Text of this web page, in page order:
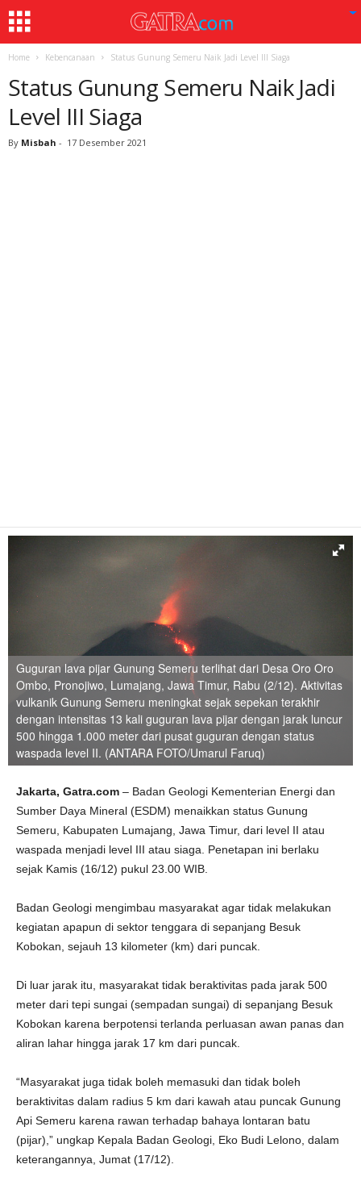
Home Kebencanaan Status Gunung Semeru Naik Jadi Level III Siaga
Status Gunung Semeru Naik Jadi
Level III Siaga
By Misbah - 17 Desember 2021
Guguran lava pijar Gunung Semeru terlihat dari Desa Oro Oro
Ombo, Pronojiwo, Lumajang, Jawa Timur, Rabu (2/12). Aktivitas
vulkanik Gunung Semeru meningkat sejak sepekan terakhir
dengan intensitas 13 kali guguran lava pijar dengan jarak luncur
500 hingga 1.000 meter dari pusat guguran dengan status
waspada level II. (ANTARA FOTO/Umarul Faruq)
Jakarta, Gatra.com – Badan Geologi Kementerian Energi dan
Sumber Daya Mineral (ESDM) menaikkan status Gunung
Semeru, Kabupaten Lumajang, Jawa Timur, dari level II atau
waspada menjadi level III atau siaga. Penetapan ini berlaku
sejak Kamis (16/12) pukul 23.00 WIB.
Badan Geologi mengimbau masyarakat agar tidak melakukan
kegiatan apapun di sektor tenggara di sepanjang Besuk
Kobokan, sejauh 13 kilometer (km) dari puncak.
Di luar jarak itu, masyarakat tidak beraktivitas pada jarak 500
meter dari tepi sungai (sempadan sungai) di sepanjang Besuk
Kobokan karena berpotensi terlanda perluasan awan panas dan
aliran lahar hingga jarak 17 km dari puncak.
“Masyarakat juga tidak boleh memasuki dan tidak boleh
beraktivitas dalam radius 5 km dari kawah atau puncak Gunung
Api Semeru karena rawan terhadap bahaya lontaran batu
(pijar),” ungkap Kepala Badan Geologi, Eko Budi Lelono, dalam
keterangannya, Jumat (17/12).